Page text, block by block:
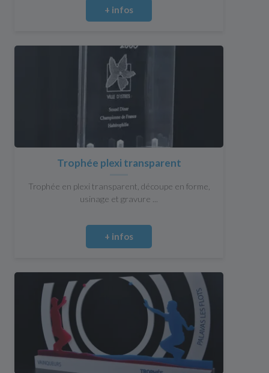
+ infos
Trophée plexi transparent
Trophée en plexi transparent, découpe en forme,
usinage et gravure ...
+ infos